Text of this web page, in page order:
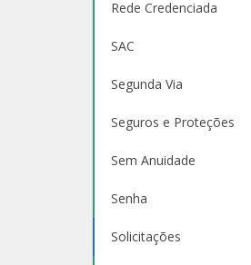
Rede Credenciada
SAC
Segunda Via
Seguros e Proteções
Sem Anuidade
Senha
Solicitações